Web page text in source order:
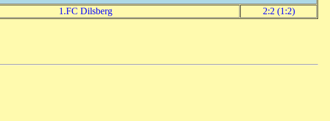
1.FC Dilsberg 2:2 (1:2)